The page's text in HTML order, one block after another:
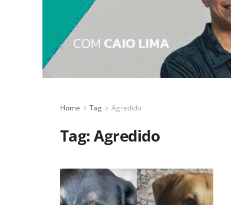
Home Tag Agredido
Tag:Agredido